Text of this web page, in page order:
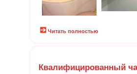
Читать полностью
Квалифицированный